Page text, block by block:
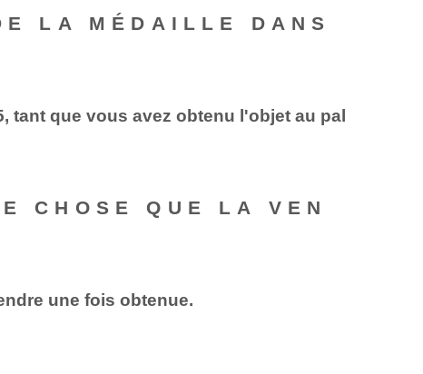
LA MÉDAILLE DANS
tant que vous avez obtenu l'objet au pal
CHOSE QUE LA VEN
une fois obtenue.